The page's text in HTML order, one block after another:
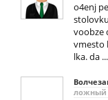
o4enj
voobze
vmesto
lka. da
ложный